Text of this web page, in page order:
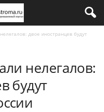
двое иностранцев будут
нелегалов:
будут